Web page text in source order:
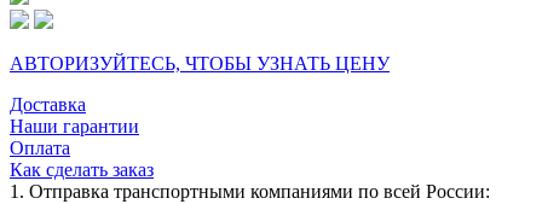
АВТОРИЗУЙТЕСЬ, ЧТОБЫ УЗНАТЬ ЦЕНУ
Доставка
Наши гарантии
Оплата
Как сделать заказ
1. Отправка транспортными компаниями по всей России: